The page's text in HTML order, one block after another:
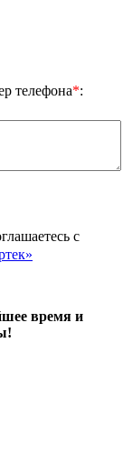
телефона*:
с
время и